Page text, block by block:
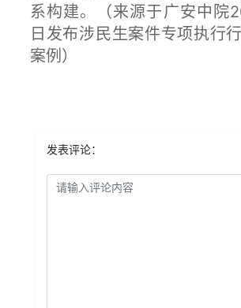
系构建。
（来源于广安中
日发布涉民生案件专项执行
案例）
发表评论：